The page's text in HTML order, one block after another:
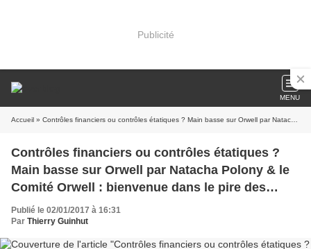
Publicité
MENU
Accueil » Contrôles financiers ou contrôles étatiques ? Main basse sur Orwell par Natacha Polony & le Comité Orwell : bienvenue dans le pire des mondes intellectuels.
Contrôles financiers ou contrôles étatiques ?
Main basse sur Orwell par Natacha Polony & le
Comité Orwell : bienvenue dans le pire des
mondes intellectuels.
Publié le 02/01/2017 à 16:31
Par Thierry Guinhut